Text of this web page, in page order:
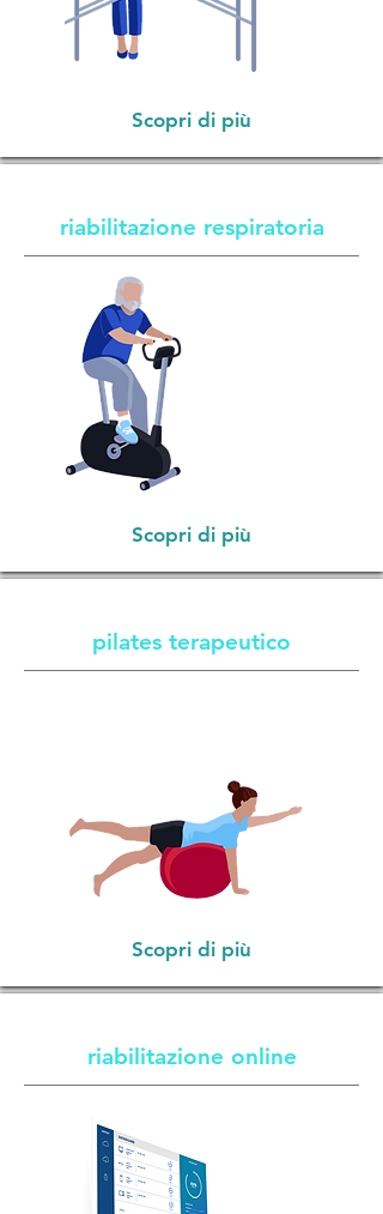
Scopri di più
riabilitazione respiratoria
Scopri di più
pilates terapeutico
Scopri di più
riabilitazione online